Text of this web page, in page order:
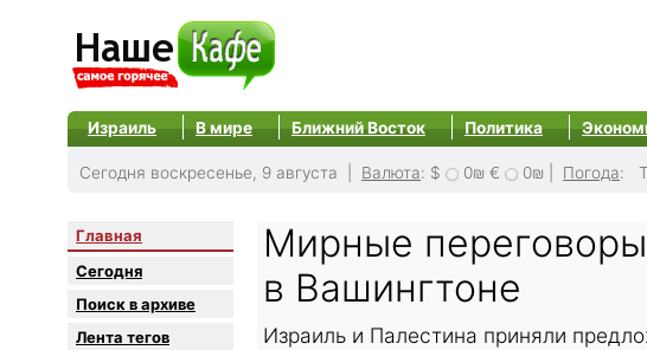
Израиль В мире Ближний Восток Политика
Сегодня воскресенье, 9 августа | Валюта: $ 0₪ € 0₪ Погода:
Главная
Сегодня
Поиск в архиве
Лента тегов
Мирные
в Вашингтоне
Израиль и Палестина приняли